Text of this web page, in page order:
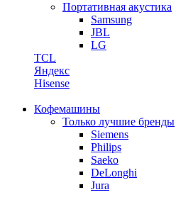
Портативная акустика
Samsung
JBL
LG
TCL
Яндекс
Hisense
Кофемашины
Только лучшие бренды
Siemens
Philips
Saeko
DeLonghi
Jura